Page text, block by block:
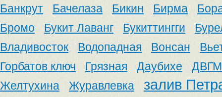
Банкрут
Бачелаза Бикин Бирма
Бромо
Букит Лаванг Букиттингги
Владивосток
Водопадная Вонсан
Горбатов ключ
Грязная Даубихе
Желтухина
Журавлевка залив